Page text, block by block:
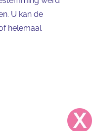
U kan de
helemaal